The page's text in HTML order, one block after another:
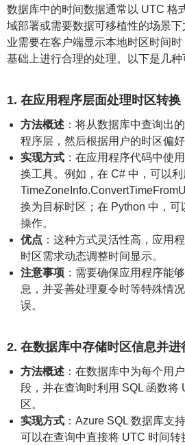
数据库中的时间数据通常以 UTC 格
域部署或需要数据可移植性的场景
业需要在客户端显示本地时区时间
基础上进行合理的处理。以下是几种
1. 在应用程序层面处理时区转换
方法概述 ：将从数据库中查询出
程序层，然后根据用户的时区偏好
实现方式 ：在应用程序代码中使
换工具。例如，在 C# 中，可以利
换为目标时区；在 Python 中，可
操作。
优点 ：这种方式灵活性高，应用
时区需求动态调整时间显示。
注意事项 ：需要确保应用程序能
息，并妥善处理夏令时等特殊情
误。
2. 在数据库中存储时区信息并进
方法概述 ：在数据库中为每个用
段，并在查询时利用 SQL 函数将
区。
实现方式 ：Azure SQL 数据库支
可以在查询中直接将 UTC 时间转